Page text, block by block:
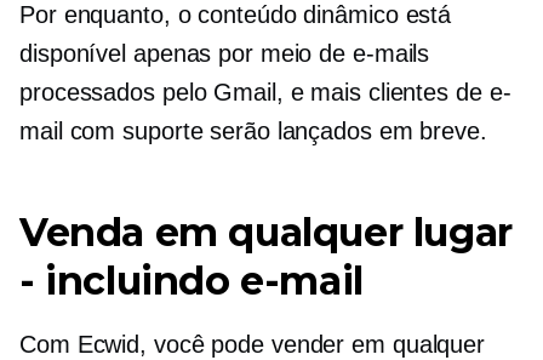
Por enquanto, o conteúdo dinâmico está
disponível apenas por meio de e-mails
processados ​​pelo Gmail, e mais clientes de e-
mail com suporte serão lançados em breve.
Venda em qualquer lugar
- incluindo e-mail
Com Ecwid, você pode vender em qualquer